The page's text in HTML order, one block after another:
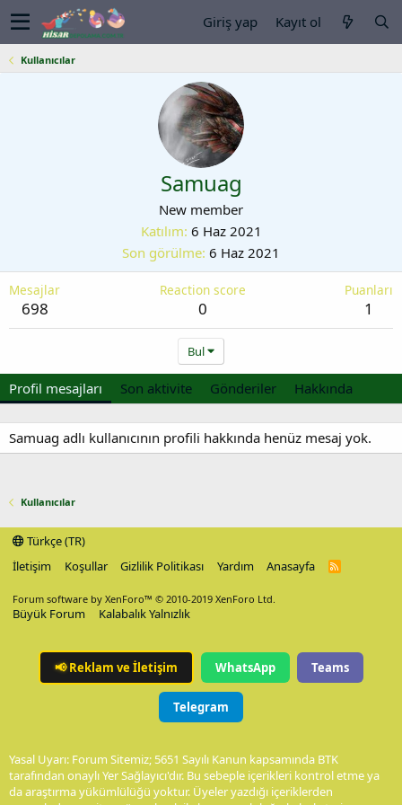
Giriş yap Kayıt ol
Kullanıcılar
Samuag
New member
Katılım 6 Haz 2021
Son görülme 6 Haz 2021
Mesajlar
698
Reaction score
0
Puanları
1
Bul
Profil mesajları Son aktivite Gönderiler Hakkında
Samuag adlı kullanıcının profili hakkında henüz mesaj yok.
Kullanıcılar
Türkçe (TR)
İletişim
Koşullar Gizlilik Politikası Yardım Anasayfa
R
Forum software by XenForo™ © 2010-2019 XenForo Ltd.
Büyük Forum Kalabalık Yalnızlık
📢Reklam ve İletişim WhatsApp Teams
Telegram
Yasal Uyarı: Forum Sitemiz; 5651 Sayılı Kanun kapsamında BTK
tarafından onaylı Yer Sağlayıcı'dır. Bu sebeple içerikleri kontrol etme ya
da araştırma yükümlülüğü yoktur. Üyeler yazdığı içeriklerden